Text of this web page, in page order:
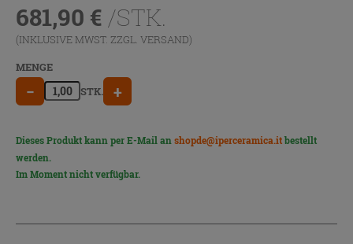
681,90 € /STK.
(INKLUSIVE MWST. ZZGL. VERSAND)
MENGE
− STK. +
Dieses Produkt kann per E-Mail anshopde@iperceramica.itbestellt
werden.
Im Moment nicht verfügbar.